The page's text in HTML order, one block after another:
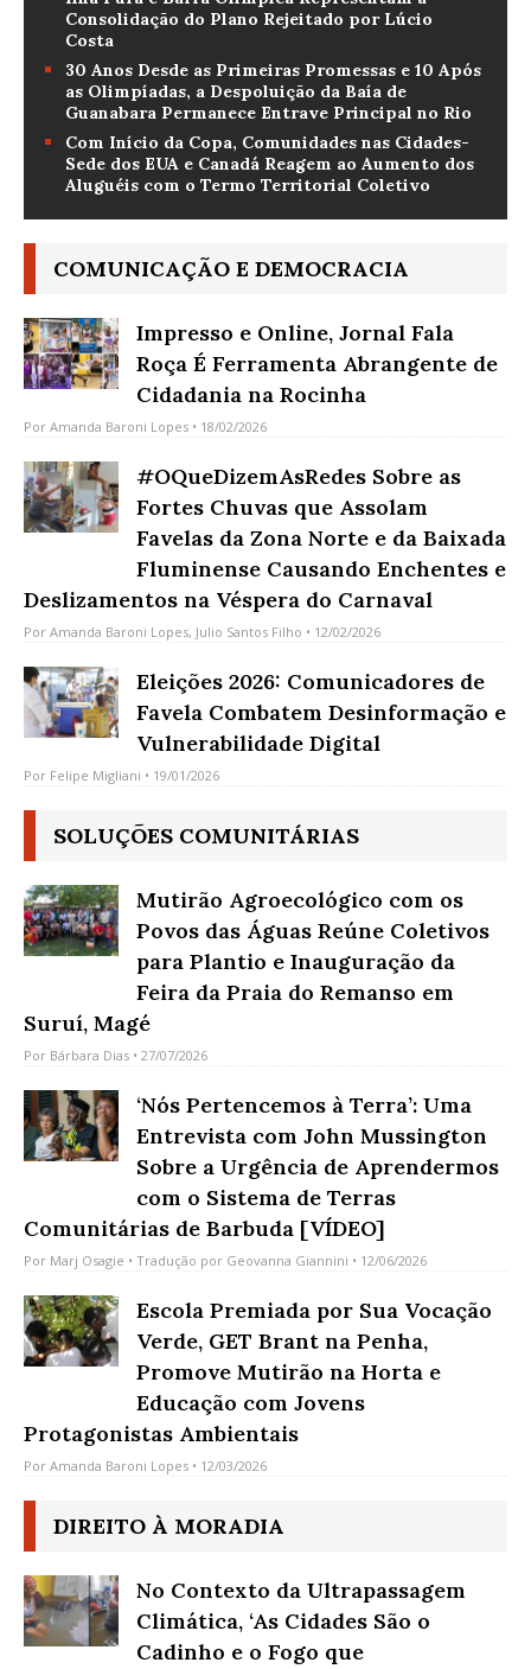
Consolidação do Plano Rejeitado por Lúcio
Costa
30 Anos Desde as Primeiras Promessas e 10 Após
as Olimpíadas, a Despoluição da Baía de
Guanabara Permanece Entrave Principal no Rio
Com Início da Copa, Comunidades nas Cidades-
Sede dos EUA e Canadá Reagem ao Aumento dos
Aluguéis com o Termo Territorial Coletivo
COMUNICAÇÃO E DEMOCRACIA
Impresso e Online, Jornal Fala
Roça É Ferramenta Abrangente de
Cidadania na Rocinha
Por Amanda Baroni Lopes • 18/02/2026
#OQueDizemAsRedes Sobre as
Fortes Chuvas que Assolam
Favelas da Zona Norte e da Baixada
Fluminense Causando Enchentes e
Deslizamentos na Véspera do Carnaval
Por Amanda Baroni Lopes, Julio Santos Filho • 12/02/2026
Eleições 2026: Comunicadores de
Favela Combatem Desinformação e
Vulnerabilidade Digital
Por Felipe Migliani • 19/01/2026
SOLUÇÕES COMUNITÁRIAS
Mutirão Agroecológico com os
Povos das Águas Reúne Coletivos
para Plantio e Inauguração da
Feira da Praia do Remanso em
Suruí, Magé
Por Bárbara Dias • 27/07/2026
‘Nós Pertencemos à Terra’: Uma
Entrevista com John Mussington
Sobre a Urgência de Aprendermos
com o Sistema de Terras
Comunitárias de Barbuda [VÍDEO]
Por Marj Osagie • Tradução por Geovanna Giannini • 12/06/2026
Escola Premiada por Sua Vocação
Verde, GET Brant na Penha,
Promove Mutirão na Horta e
Educação com Jovens
Protagonistas Ambientais
Por Amanda Baroni Lopes • 12/03/2026
DIREITO À MORADIA
No Contexto da Ultrapassagem
Climática, ‘As Cidades São o
Cadinho e o Fogo que